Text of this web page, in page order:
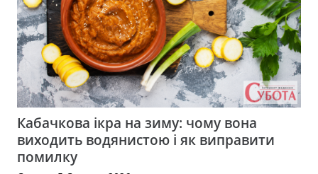
Кабачкова ікра на зиму: чому вона
виходить водянистою і як виправити
помилку